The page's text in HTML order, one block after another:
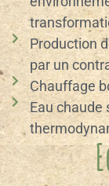
Production
par un
Chauffage
Eau chaude